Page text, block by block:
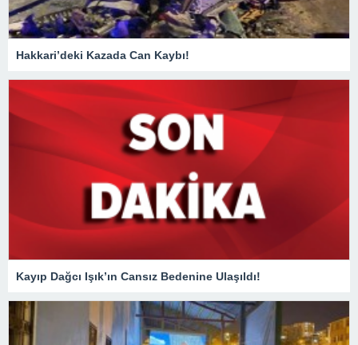
Hakkari’deki Kazada Can Kaybı!
Kayıp Dağcı Işık’ın Cansız Bedenine Ulaşıldı!